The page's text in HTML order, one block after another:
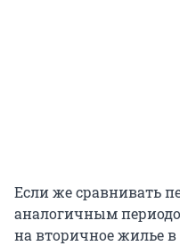
Если же сравнивать
аналогичным
на вторичное жилье в